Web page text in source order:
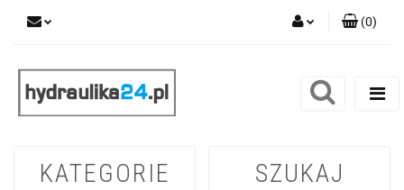
Zarejestruj się
(0)
KATEGORIE SZUKAJ